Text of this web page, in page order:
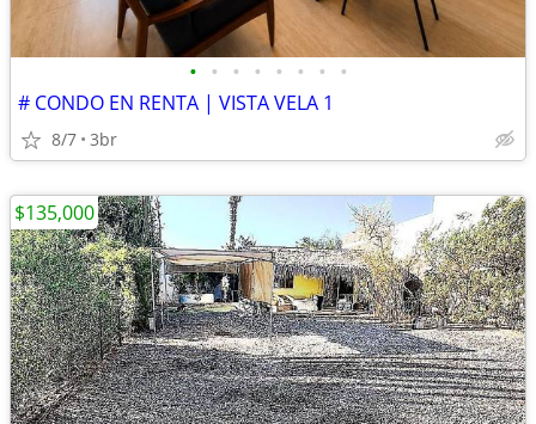
• • • • • • • •
# CONDO EN RENTA | VISTA VELA 1
8/7 3br
$135,000